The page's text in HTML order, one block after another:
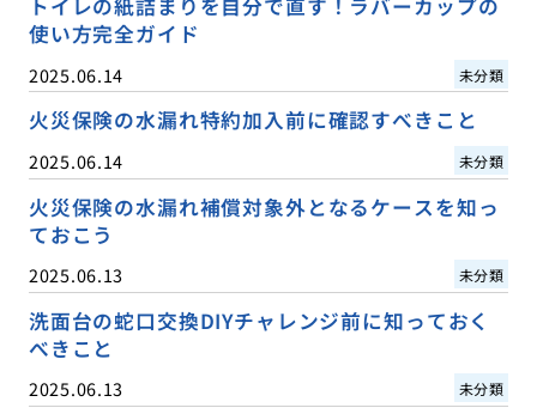
トイレの紙詰まりを自分で直す！ラバーカップの
使い方完全ガイド
2025.06.14 未分類
火災保険の水漏れ特約加入前に確認すべきこと
2025.06.14 未分類
火災保険の水漏れ補償対象外となるケースを知っ
ておこう
2025.06.13 未分類
洗面台の蛇口交換DIYチャレンジ前に知っておく
べきこと
2025.06.13 未分類